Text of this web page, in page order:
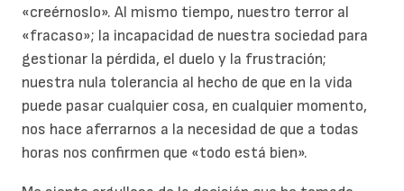
«creérnoslo». Al mismo tiempo, nuestro terror al
«fracaso»; la incapacidad de nuestra sociedad para
gestionar la pérdida, el duelo y la frustración;
nuestra nula tolerancia al hecho de que en la vida
puede pasar cualquier cosa, en cualquier momento,
nos hace aferrarnos a la necesidad de que a todas
horas nos confirmen que «todo está bien».